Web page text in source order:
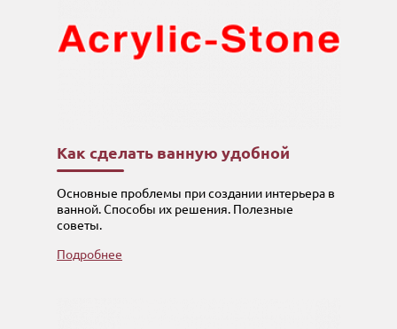
Как сделать ванную удобной
Основные проблемы при создании интерьера в
ванной. Способы их решения. Полезные
советы.
Подробнее